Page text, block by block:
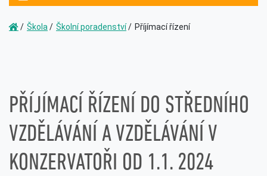
Škola Školní poradenství Příjímací řízení
PŘÍJÍMACÍ ŘÍZENÍ DO STŘEDNÍHO
VZDĚLÁVÁNÍ A VZDĚLÁVÁNÍ V
KONZERVATOŘI OD 1.1. 2024